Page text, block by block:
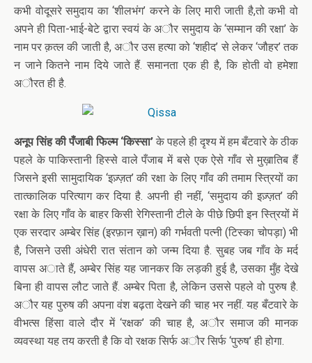
कभी वोदूसरे समुदाय का ‘शीलभंग’ करने के लिए मारी जाती है,तो कभी वो
अपने ही पिता-भाई-बेटे द्वारा स्वयं के अौर समुदाय के ‘सम्मान की रक्षा’ के
नाम पर क़त्ल की जाती है, अौर उस हत्या को ‘शहीद’ से लेकर ‘जौहर’ तक
न जाने कितने नाम दिये जाते हैं. समानता एक ही है, कि होती वो हमेशा
अौरत ही है.
अनूप सिंह की पँजाबी फिल्म ‘किस्सा’ के पहले ही दृश्य में हम बँटवारे के ठीक
पहले के पाकिस्तानी हिस्से वाले पँजाब में बसे एक ऐसे गाँव से मुख़ातिब हैं
जिसने इसी सामुदायिक ‘इज़्ज़त’ की रक्षा के लिए गाँव की तमाम स्त्रियों का
तात्कालिक परित्याग कर दिया है. अपनी ही नहीं, ‘समुदाय की इज़्ज़त’ की
रक्षा के लिए गाँव के बाहर किसी रेगिस्तानी टीले के पीछे छिपी इन स्त्रियों में
एक सरदार अम्बेर सिंह (इरफ़ान ख़ान) की गर्भवती पत्नी (टिस्का चोपड़ा) भी
है, जिसने उसी अंधेरी रात संतान को जन्म दिया है. सुबह जब गाँव के मर्द
वापस अाते हैं, अम्बेर सिंह यह जानकर कि लड़की हुई है, उसका मुँह देखे
बिना ही वापस लौट जाते हैं. अम्बेर पिता है, लेकिन उससे पहले वो पुरुष है.
अौर यह पुरुष की अपना वंश बढ़ता देखने की चाह भर नहीं. यह बँटवारे के
वीभत्स हिंसा वाले दौर में ‘रक्षक’ की चाह है, अौर समाज की मानक
व्यवस्था यह तय करती है कि वो रक्षक सिर्फ अौर सिर्फ ‘पुरुष’ ही होगा.